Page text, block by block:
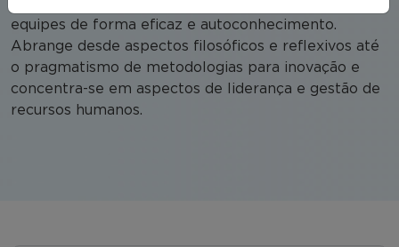
equipes de forma eficaz e autoconhecimento.
Abrange desde aspectos filosóficos e reflexivos até
o pragmatismo de metodologias para inovação e
concentra-se em aspectos de liderança e gestão de
recursos humanos.